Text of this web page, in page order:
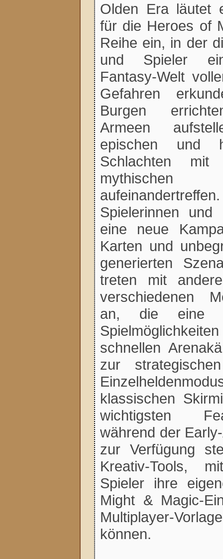
Olden Era läutet
für die Heroes of
Reihe ein, in der
und Spieler
Fantasy-Welt
Gefahren
Burgen
Armeen
epischen und
Schlachten
mythischen
Spielerinnen und
eine neue
Karten und
generierten
treten mit
verschiedenen
an, die eine
schnellen
zur
klassischen
wichtigsten
während der
zur Verfügung
Kreativ-Tools,
Spieler ihre
Might & Magic-
Multiplayer-
können.